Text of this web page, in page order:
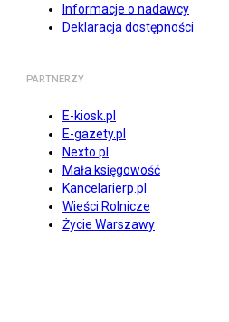
Informacje o nadawcy
Deklaracja dostępności
PARTNERZY
E-kiosk.pl
E-gazety.pl
Nexto.pl
Mała księgowość
Kancelarierp.pl
Wieści Rolnicze
Życie Warszawy